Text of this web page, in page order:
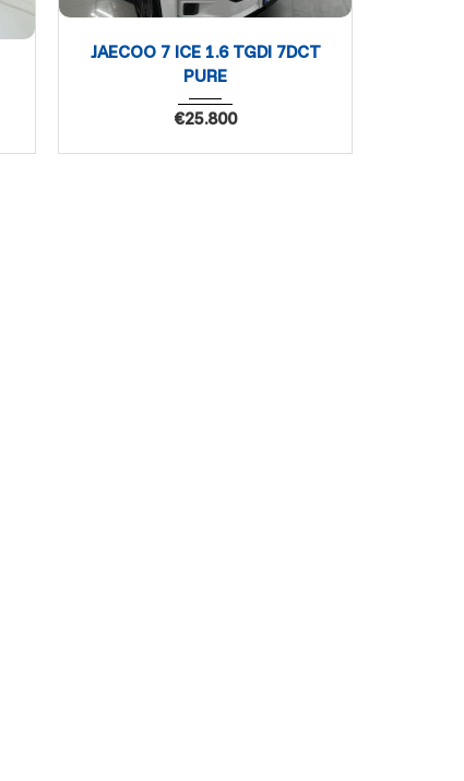
JAECOO 7 ICE 1.6 TGDI 7DCT
PURE
€25.800